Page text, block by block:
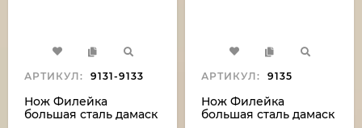
АРТИКУЛ: 9131-9133
Нож Филейка
большая сталь дамаск
АРТИКУЛ: 9135
Нож Филейка
большая сталь дамаск